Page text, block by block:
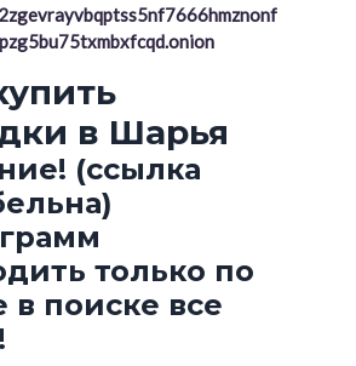
в Шарья
(ссылка
только по
в поиске все